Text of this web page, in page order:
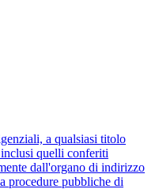
a qualsiasi titolo
quelli conferiti
dall'organo di indirizzo
procedure pubbliche di